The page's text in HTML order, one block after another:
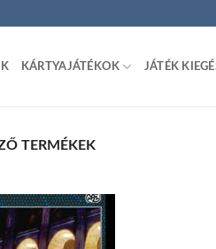
KÁRTYAJÁTÉKOK JÁTÉK
TERMÉKEK
Add to